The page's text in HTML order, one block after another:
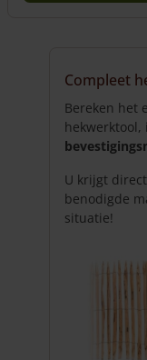
variaties.
worden
Compleet
Bereken het
hekwerktool,
U krijgt
benodigde
situatie!